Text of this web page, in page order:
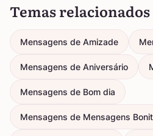
Temas relacionados
Mensagens de Amizade
Mensagens de Aniversário
Mensagens de Bom dia
Mensagens de Mensagens